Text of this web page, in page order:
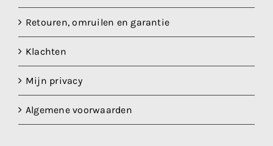
Retouren, omruilen en garantie
Klachten
Mijn privacy
Algemene voorwaarden